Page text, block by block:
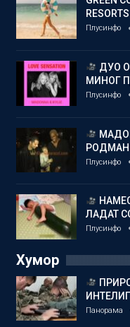
Плусинфо
ДУО
МИНОГ
Плусинфо
РОДМАН
Плусинфо
ЛАДАТ
Плусинфо
Хумор
Панорама